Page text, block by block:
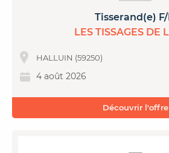
Tisserand(e)
LES TISSAGES DE
HALLUIN (59250)
4 août 2026
Découvrir l'offre